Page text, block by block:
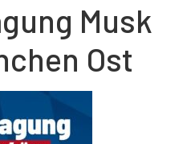
Musk
Ost